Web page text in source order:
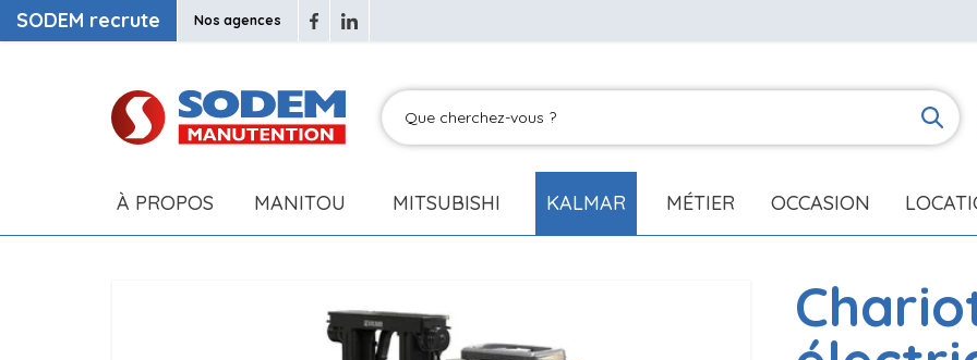
SODEM recrute Nos agences
À PROPOS MANITOU MITSUBISHI KALMAR MÉTIER OCCASION